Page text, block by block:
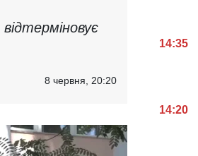
8 червня, 20:20
14:35
14:20